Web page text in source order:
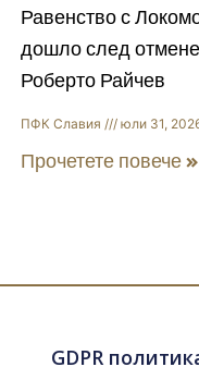
Равенство с
дошло след
Роберто Райчев
ПФК Славия юли 31,
Прочетете повече »
GDPR